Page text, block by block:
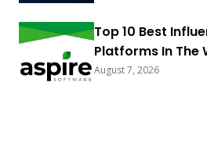
Top 10 Best
Platforms In The
August 7, 2026